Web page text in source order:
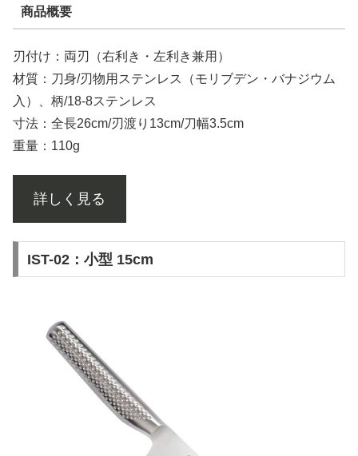
商品概要
刃付け：両刃（右利き・左利き兼用）
材質：刀身/刃物用ステンレス（モリブデン・バナジウム
入）、柄/18-8ステンレス
寸法：全長26cm/刃渡り13cm/刀幅3.5cm
重量：110g
詳しく見る
IST-02：小型 15cm